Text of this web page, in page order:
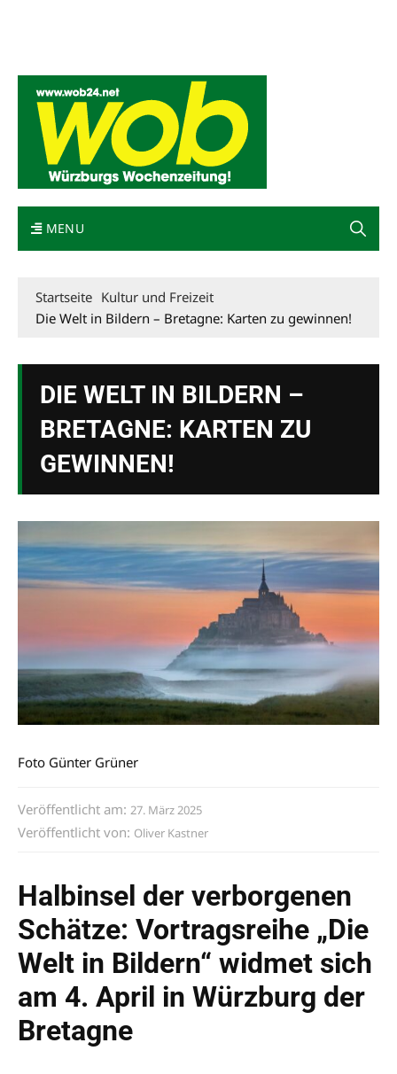
MENU
Startseite Kultur und Freizeit
Die Welt in Bildern – Bretagne: Karten zu gewinnen!
DIE WELT IN BILDERN –
BRETAGNE: KARTEN ZU
GEWINNEN!
Foto Günter Grüner
Veröffentlicht am: 27. März 2025
Veröffentlicht von: Oliver Kastner
Halbinsel der verborgenen
Schätze: Vortragsreihe „Die
Welt in Bildern“ widmet sich
am 4. April in Würzburg der
Bretagne